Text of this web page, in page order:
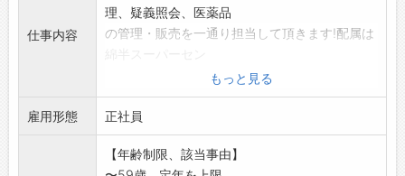
仕事内容
理、疑義照会、医薬品
の管理・販売を一通り担当して頂きます!配属は
ター上田店内の調剤薬局を予定しております。
地域に密着しながら
、新しい店舗で新しい事業・取り組みになりま
すので、そんな環境
でチャレンジしたい方も大歓迎です!◇社員平均
もっと見る
雇用形態 正社員
【年齢制限、該当事由】